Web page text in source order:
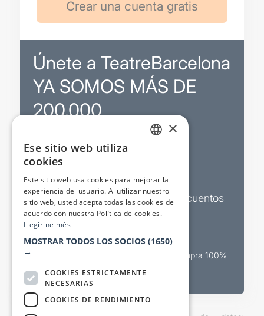
Únete a TeatreBarcelona
YA SOMOS MÁS DE
200.000
Promociones
Boletines de actualidad y descuentos
Valora espectáculos
Canal oficial de venta teatral Compra 100%
×
Ese sitio web utiliza
cookies
Este sitio web usa cookies para mejorar la
experiencia del usuario. Al utilizar nuestro
sitio web, usted acepta todas las cookies de
acuerdo con nuestra Política de cookies.
Llegir-ne més
MOSTRAR TODOS LOS SOCIOS (1650)
→
COOKIES ESTRICTAMENTE
NECESARIAS
COOKIES DE RENDIMIENTO